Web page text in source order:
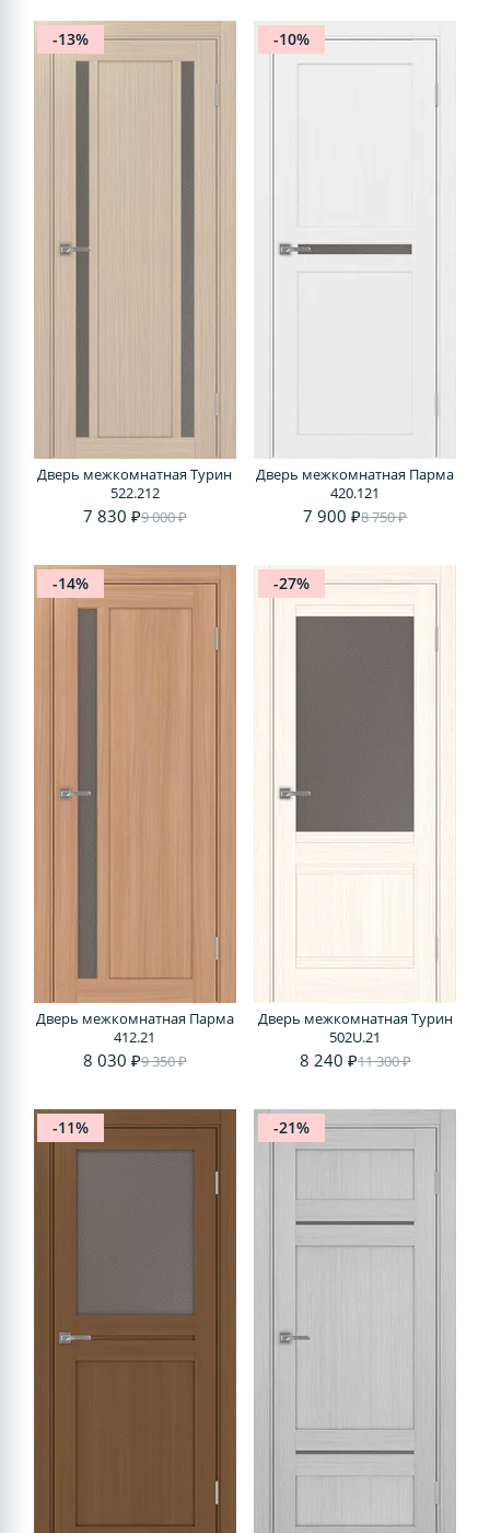
-13%
Дверь межкомнатная Турин
522.212
7 830 ₽9 000 ₽
-10%
Дверь межкомнатная Парма
420.121
7 900 ₽8 750 ₽
-14%
Дверь межкомнатная Парма
412.21
8 030 ₽9 350 ₽
-27%
Дверь межкомнатная Турин
502U.21
8 240 ₽11 300 ₽
-11% -21%